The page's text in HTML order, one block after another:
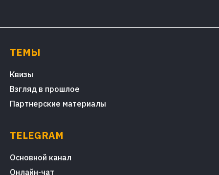
ТЕМЫ
Квизы
Взгляд в прошлое
Партнерские материалы
TELEGRAM
Основной канал
Онлайн-чат